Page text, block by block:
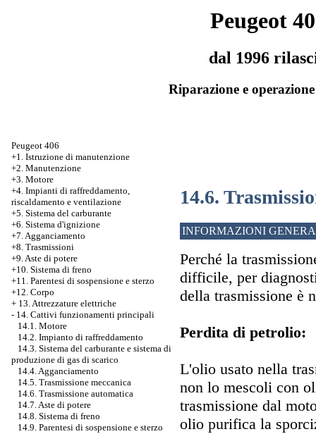
Peugeot
dal 1996
Riparazione e
Peugeot 406
+1. Istruzione di manutenzione
+2. Manutenzione
+3. Motore
+4. Impianti di raffreddamento,
riscaldamento e ventilazione
+5. Sistema del carburante
+6. Sistema d'ignizione
+7. Agganciamento
+8. Trasmissioni
+9. Aste di potere
+10. Sistema di freno
+11. Parentesi di sospensione e sterzo
+12. Corpo
+ 13. Attrezzature elettriche
- 14. Cattivi funzionamenti principali
14.1. Motore
14.2. Impianto di raffreddamento
14.3. Sistema del carburante e sistema di
produzione di gas di scarico
14.4. Agganciamento
14.5. Trasmissione meccanica
14.6. Trasmissione automatica
14.7. Aste di potere
14.8. Sistema di freno
14.9. Parentesi di sospensione e sterzo
14.6.
INFORMAZIONI
Perché la
difficile, per
della trasmissione è
Perdita di petrolio:
L'olio usato nella
non lo mescoli con
trasmissione dal
olio purifica la